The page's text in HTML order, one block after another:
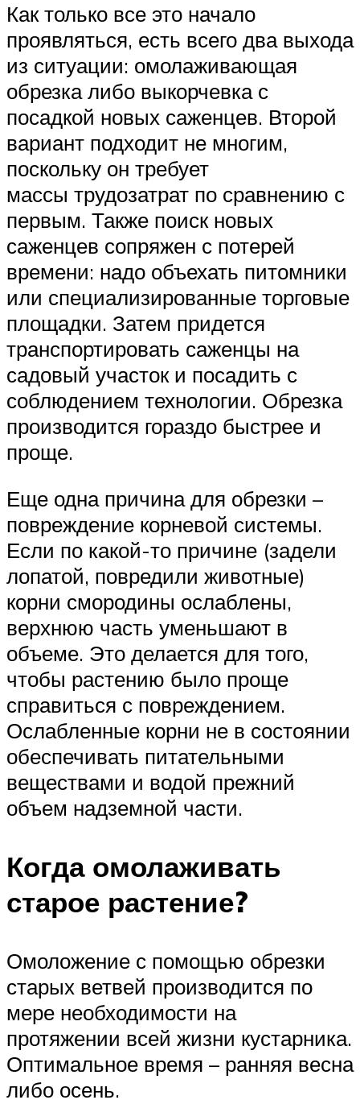
Как только все это начало
проявляться, есть всего два выхода
из ситуации: омолаживающая
обрезка либо выкорчевка с
посадкой новых саженцев. Второй
вариант подходит не многим,
поскольку он требует
массы трудозатрат по сравнению с
первым. Также поиск новых
саженцев сопряжен с потерей
времени: надо объехать питомники
или специализированные торговые
площадки. Затем придется
транспортировать саженцы на
садовый участок и посадить с
соблюдением технологии. Обрезка
производится гораздо быстрее и
проще.
Еще одна причина для обрезки –
повреждение корневой системы.
Если по какой-то причине (задели
лопатой, повредили животные)
корни смородины ослаблены,
верхнюю часть уменьшают в
объеме. Это делается для того,
чтобы растению было проще
справиться с повреждением.
Ослабленные корни не в состоянии
обеспечивать питательными
веществами и водой прежний
объем надземной части.
Когда омолаживать
старое растение?
Омоложение с помощью обрезки
старых ветвей производится по
мере необходимости на
протяжении всей жизни кустарника.
Оптимальное время – ранняя весна
либо осень.